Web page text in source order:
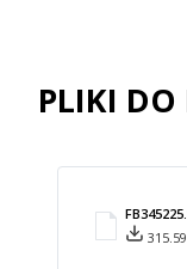
PLIKI